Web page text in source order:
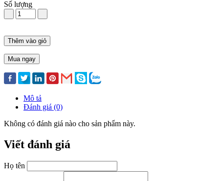
Số lượng
Thêm vào giỏ
Mua ngay
Mô tả
Đánh giá (0)
Không có đánh giá nào cho sản phẩm này.
Viết đánh giá
Họ tên